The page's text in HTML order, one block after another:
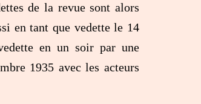
de la revue sont alors
en tant que vedette le 14
en un soir par une
1935 avec les acteurs